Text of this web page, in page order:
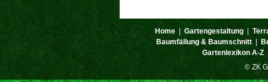
Home Gartengestaltung
Baumfällung & Baumschnitt
Gartenlexikon A-Z
© ZK